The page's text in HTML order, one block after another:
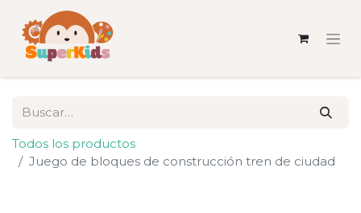
Todos los productos
Juego de bloques de construcción tren de ciudad